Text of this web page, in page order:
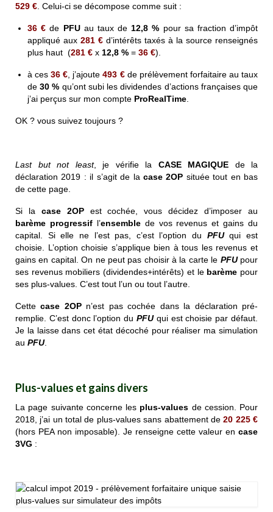
529 €. Celui-ci se décompose comme suit :
36 € de PFUau taux de12,8 % pour sa fraction d’impôt
appliqué aux 281 € d’intérêts taxés à la source renseignés
plus haut (281 € x 12,8 % = 36 €).
à ces36 €, j’ajoute493 €de prélèvement forfaitaire au taux
de30 % qu’ont subi les dividendes d’actions françaises que
j’ai perçus sur mon compte ProRealTime.
OK ? vous suivez toujours ?
Last but not least, je vérifie la CASE MAGIQUE de la
déclaration 2019 : il s’agit de la case 2OP située tout en bas
de cette page.
Si la case 2OPest cochée, vous décidez d’imposer au
barème progressifl’ensemblede vos revenus et gains du
capital. Si elle ne l’est pas, c’est l’option du PFUqui est
choisie. L’option choisie s’applique bien à tous les revenus et
gains en capital. On ne peut pas choisir à la carte le PFUpour
ses revenus mobiliers (dividendes+intérêts) et le barème pour
ses plus-values. C’est tout l’un ou tout l’autre.
Cettecase 2OPn’est pas cochée dans la déclaration pré-
remplie. C’est donc l’option du PFUqui est choisie par défaut.
Je la laisse dans cet état décoché pour réaliser ma simulation
au PFU.
Plus-values et gains divers
La page suivante concerne les plus-values de cession. Pour
2018, j’ai un total de plus-values sans abattement de20 225 €
(hors PEA non imposable). Je renseigne cette valeur en case
3VG :